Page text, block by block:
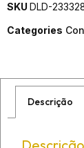
SKU DLD-
Categories
Descrição